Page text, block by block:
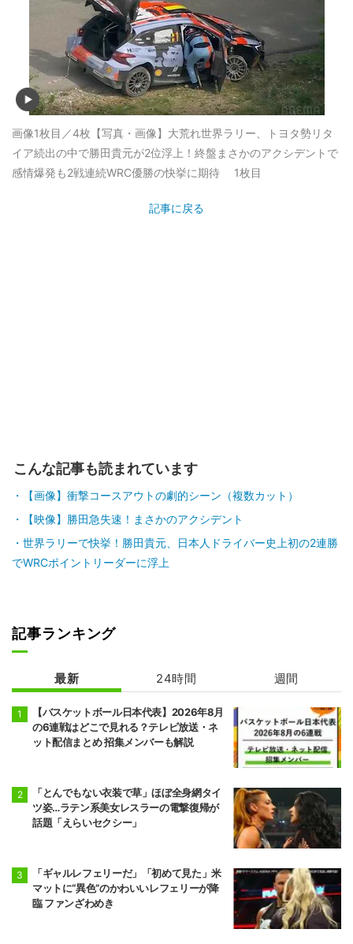
画像1枚目／4枚 【写真・画像】大荒れ世界ラリー、トヨタ勢リタ
イア続出の中で勝田貴元が2位浮上！終盤まさかのアクシデントで
感情爆発も2戦連続WRC優勝の快挙に期待 1枚目
記事に戻る
こんな記事も読まれています
【画像】衝撃コースアウトの劇的シーン（複数カット）
【映像】勝田急失速！まさかのアクシデント
世界ラリーで快挙！勝田貴元、日本人ドライバー史上初の2連勝
でWRCポイントリーダーに浮上
記事ランキング
最新 24時間 週間
【バスケットボール日本代表】2026年8月
の6連戦はどこで見れる？テレビ放送・ネ
ット配信まとめ 招集メンバーも解説
「とんでもない衣装で草」ほぼ全身網タイ
ツ姿…ラテン系美女レスラーの電撃復帰が
話題「えらいセクシー」
「ギャルレフェリーだ」「初めて見た」米
マットに“異色”のかわいいレフェリーが降
臨 ファンざわめき